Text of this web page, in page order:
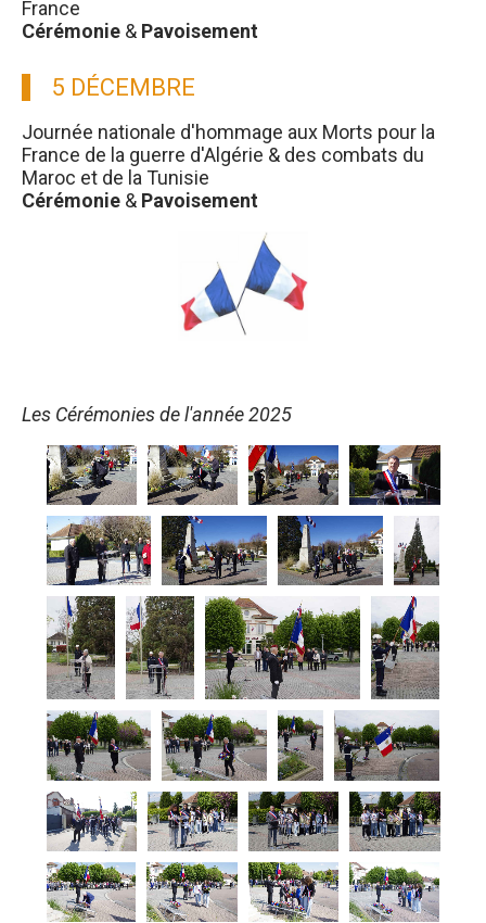
France
Cérémonie & Pavoisement
5 DÉCEMBRE
Journée nationale d'hommage aux Morts pour la
France de la guerre d'Algérie & des combats du
Maroc et de la Tunisie
Cérémonie & Pavoisement
Les Cérémonies de l'année 2025